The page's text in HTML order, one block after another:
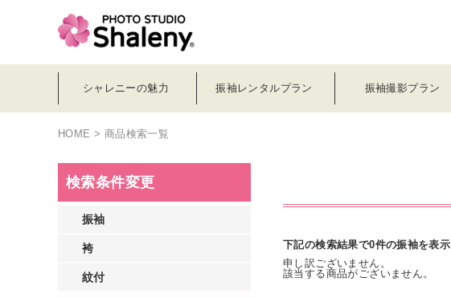
シャレニーの魅力 振袖レンタルプラン 振袖撮影プラン
HOME > 商品検索一覧
下記の検索結果で0件の振袖を表示
申し訳ございません。
該当する商品がございません。
検索条件変更
振袖
袴
紋付